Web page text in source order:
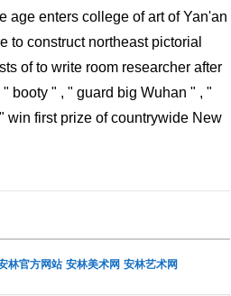
age enters college of art of Yan'an
to construct northeast pictorial
of to write room researcher after
booty " , " guard big Wuhan " , "
win first prize of countrywide New
林官方网站 安林美术网 安林艺术网